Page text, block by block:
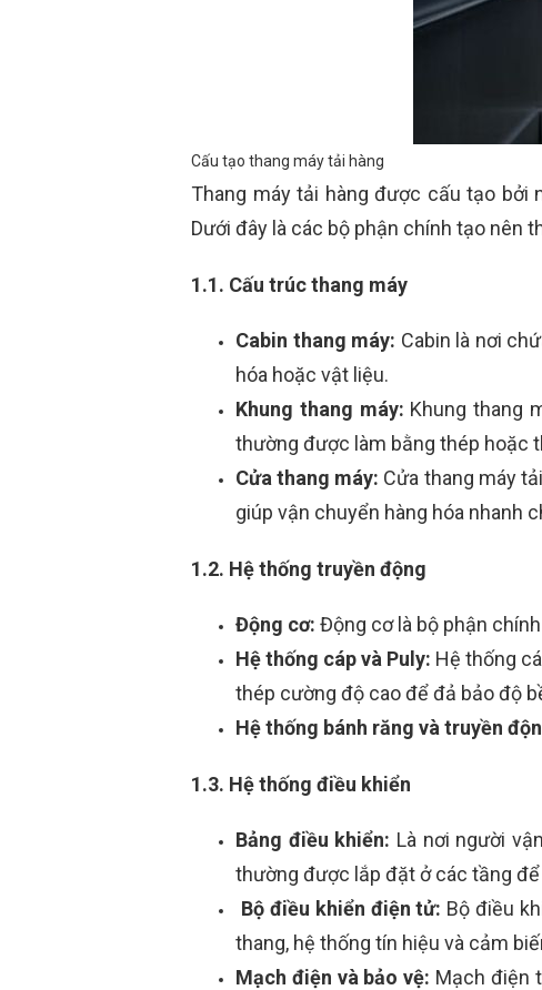
Cấu tạo thang máy tải hàng
Thang máy tải hàng được cấu tạo bởi
Dưới đây là các bộ phận chính tạo nên
1.1. Cấu trúc thang máy
Cabin thang máy: Cabin là nơi
hóa hoặc vật liệu.
Khung thang máy: Khung thang
thường được làm bằng thép hoặc
Cửa thang máy: Cửa thang máy
giúp vận chuyển hàng hóa nhanh
1.2. Hệ thống truyền động
Động cơ: Động cơ là bộ phận
Hệ thống cáp và Puly: Hệ thống
thép cường độ cao để đả bảo độ
Hệ thống bánh răng và truyền
1.3. Hệ thống điều khiển
Bảng điều khiển: Là nơi người
thường được lắp đặt ở các tầng
Bộ điều khiển điện tử: Bộ điều
thang, hệ thống tín hiệu và cảm
Mạch điện và bảo vệ: Mạch điện